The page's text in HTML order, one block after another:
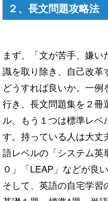
２、長文問題攻略法
まず、「文が苦手、嫌
識を取り除き、自己改革
どうすれば良いか。一
行き、長文問題集を２
ル、もう１つは標準レベ
す。持っている人は大丈
語レベルの「システム英
０」「LEAP」などが良
そして、英語の自宅学